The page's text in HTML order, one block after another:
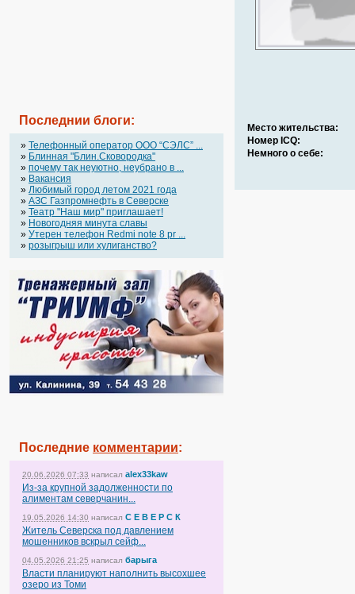
Последнии блоги:
» Телефонный оператор OOO “СЭЛС” ...
» Блинная "Блин.Сковородка"
» почему так неуютно, неубрано в ...
» Вакансия
» Любимый город летом 2021 года
» АЗС Газпромнефть в Северске
» Театр "Наш мир" приглашает!
» Новогодняя минута славы
» Утерен телефон Redmi note 8 pr ...
» розыгрыш или хулиганство?
Последние комментарии:
20.06.2026 07:33 написал alex33kaw
Из-за крупной задолженности по
алиментам северчанин...
19.05.2026 14:30 написал С Е В Е Р С К
Житель Северска под давлением
мошенников вскрыл сейф...
04.05.2026 21:25 написал барыга
Власти планируют наполнить высохшее
озеро из Томи
Место жительства:
Номер ICQ:
Немного о себе: